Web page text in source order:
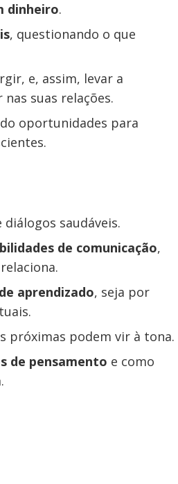
dinheiro.
, questionando o que
e, assim, levar a
suas relações.
oportunidades para
saudáveis.
de comunicação,
aprendizado, seja por
próximas podem vir à tona.
de pensamento e como